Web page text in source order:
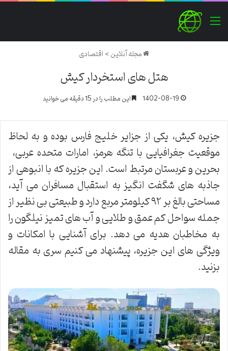
منو
مجله آنلاین>اقتصادی
هتل های استخردار کیش
1402-08-19 این مطلب را در 15 دقیقه می خوانید
جزیره کیش، یکی از جزایر خلیج فارس بوده و به لحاظ
موقعیت جغرافیایی با تنگه هرمز، امارات متحده عربی،
بحرین و عربستان مرتبط است. این جزیره که با انبوهی از
جاذبه های شگفت انگیز به استقبال مسافران می آید،
مساحتی بالغ بر ۹۲ کیلومتر مربع دارد و طبیعتی بی نظیر از
جمله سواحل کم عمق و طلایی و آب های تمیز نیلگون را
به مخاطبان هدیه می دهد. برای آشنایی با امکانات و
ویژگی های این جزیره، پیشنهاد می کنیم سری به مقاله
بزنید.